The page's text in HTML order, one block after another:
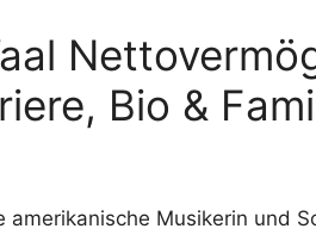
Bio &
amerikanische Musikerin und